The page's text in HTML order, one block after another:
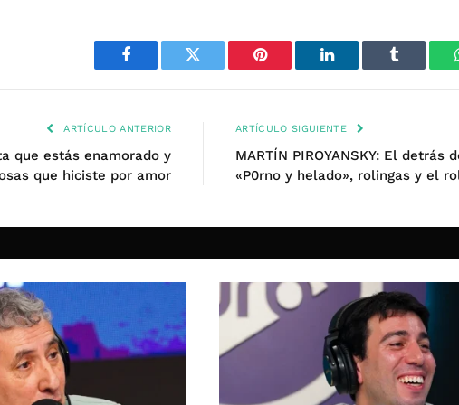
Facebook Twitter Pinterest LinkedIn Tumblr
ARTÍCULO ANTERIOR
que estás enamorado y
que hiciste por amor
ARTÍCULO SIGUIENTE
MARTÍN PIROYANSKY: El detrás
«P0rno y helado», rolingas y el